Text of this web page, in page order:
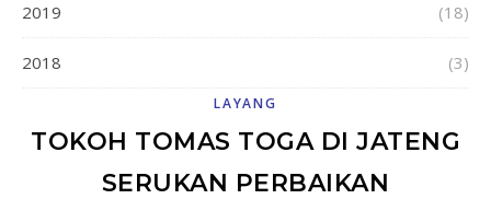
2019 (18)
2018 (3)
LAYANG
TOKOH TOMAS TOGA DI JATENG
SERUKAN PERBAIKAN